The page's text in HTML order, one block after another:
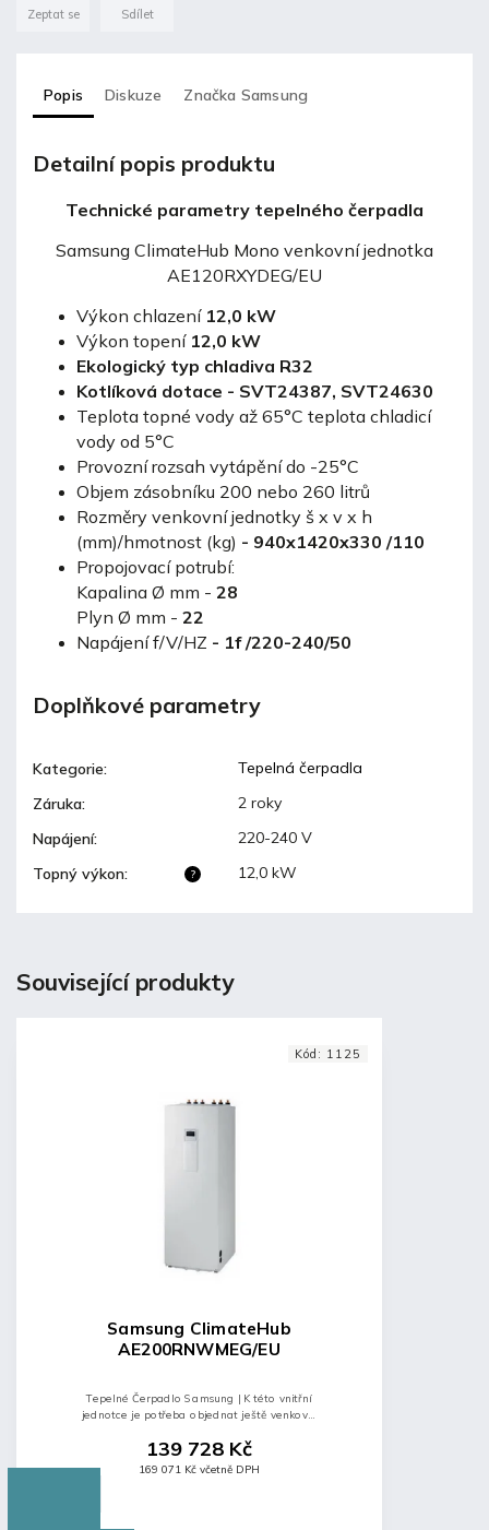
Zeptat se Sdílet
Popis Diskuze Značka Samsung
Detailní popis produktu
Technické parametry tepelného čerpadla
Samsung ClimateHub Mono venkovní jednotka
AE120RXYDEG/EU
Výkon chlazení 12,0 kW
Výkon topení 12,0 kW
Ekologický typ chladiva R32
Kotlíková dotace - SVT24387, SVT24630
Teplota topné vody až 65°C teplota chladicí
vody od 5°C
Provozní rozsah vytápění do -25°C
Objem zásobníku 200 nebo 260 litrů
Rozměry venkovní jednotky š x v x h
(mm)/hmotnost (kg) - 940x1420x330 /110
Propojovací potrubí:
Kapalina Ø mm - 28
Plyn Ø mm - 22
Napájení f/V/HZ - 1f /220-240/50
Doplňkové parametry
Kategorie:
Tepelná čerpadla
Záruka:
2 roky
Napájení: 220-240 V
?
Topný výkon: 12,0 kW
Související produkty
Samsung ClimateHub
AE200RNWMEG/EU
169 071 Kč včetně DPH
139 728 Kč
Tepelné Čerpadlo Samsung | K této vnitřní
jednotce je potřeba objednat ještě venkovní
Kód: 1125